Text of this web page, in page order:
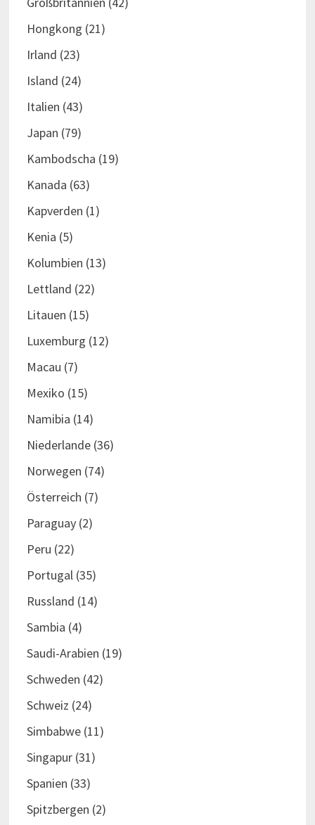
Hongkong (21)
Irland (23)
Island (24)
Italien (43)
Japan (79)
Kambodscha (19)
Kanada (63)
Kapverden (1)
Kenia (5)
Kolumbien (13)
Lettland (22)
Litauen (15)
Luxemburg (12)
Macau (7)
Mexiko (15)
Namibia (14)
Niederlande(36)
Norwegen (74)
Österreich (7)
Paraguay(2)
Peru (22)
Portugal(35)
Russland (14)
Sambia (4)
Saudi-Arabien (19)
Schweden (42)
Schweiz (24)
Simbabwe(11)
Singapur(31)
Spanien (33)
Spitzbergen (2)